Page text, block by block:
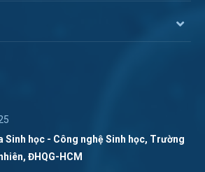
Sinh học - Công nghệ Sinh học, Trường
ĐHQG-HCM